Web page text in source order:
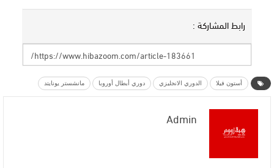
رابط المشاركة :
أستون فيلا الدوري الانجليزي دوري أبطال أوروبا مانشستر يونايتد
Admin